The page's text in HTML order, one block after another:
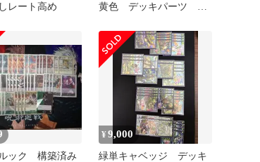
レート高め
黄色 デッキパーツ ブ
ック 構築済み
¥9,000
緑単キャベッジ デッキ